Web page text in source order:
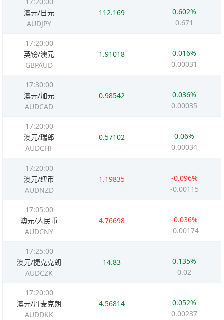
澳元/日元
AUDJPY
112.169
0.602%
0.671
17:20:00
英镑/澳元
GBPAUD
1.91018
0.016%
0.00031
17:30:00
澳元/加元
AUDCAD
0.98542
0.036%
0.00035
17:20:00
澳元/瑞郎
AUDCHF
0.57102
0.06%
0.00034
17:20:00
澳元/纽币
AUDNZD
1.19835
-0.096%
-0.00115
17:05:00
澳元/人民币
AUDCNY
4.76698
-0.036%
-0.00174
17:25:00
澳元/捷克克朗
AUDCZK
14.83
0.135%
0.02
17:20:00
澳元/丹麦克朗
AUDDKK
4.56814
0.052%
0.00237